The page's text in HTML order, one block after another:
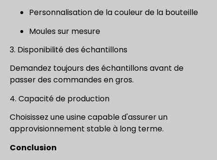
Personnalisation de la couleur de la bouteille
Moules sur mesure
3. Disponibilité des échantillons
Demandez toujours des échantillons avant de
passer des commandes en gros.
4. Capacité de production
Choisissez une usine capable d'assurer un
approvisionnement stable à long terme.
Conclusion